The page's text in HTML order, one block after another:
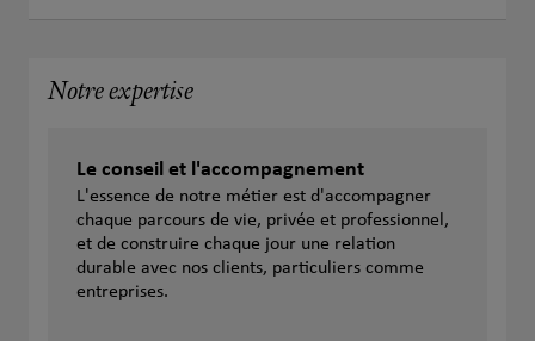
Notre expertise
Le conseil et l'accompagnement
L'essence de notre métier est d'accompagner
chaque parcours de vie, privée et professionnel,
et de construire chaque jour une relation
durable avec nos clients, particuliers comme
entreprises.